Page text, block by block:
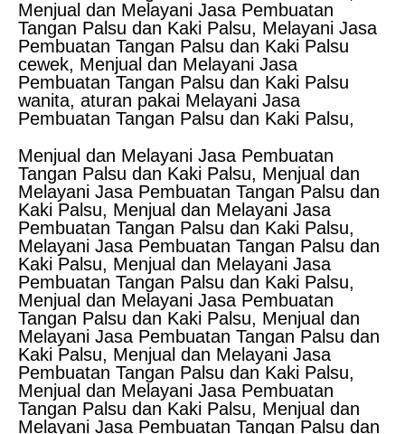
Menjual dan Melayani Jasa Pembuatan
Tangan Palsu dan Kaki Palsu, Melayani Jasa
Pembuatan Tangan Palsu dan Kaki Palsu
cewek, Menjual dan Melayani Jasa
Pembuatan Tangan Palsu dan Kaki Palsu
wanita, aturan pakai Melayani Jasa
Pembuatan Tangan Palsu dan Kaki Palsu,
Menjual dan Melayani Jasa Pembuatan
Tangan Palsu dan Kaki Palsu, Menjual dan
Melayani Jasa Pembuatan Tangan Palsu dan
Kaki Palsu, Menjual dan Melayani Jasa
Pembuatan Tangan Palsu dan Kaki Palsu,
Melayani Jasa Pembuatan Tangan Palsu dan
Kaki Palsu, Menjual dan Melayani Jasa
Pembuatan Tangan Palsu dan Kaki Palsu,
Menjual dan Melayani Jasa Pembuatan
Tangan Palsu dan Kaki Palsu, Menjual dan
Melayani Jasa Pembuatan Tangan Palsu dan
Kaki Palsu, Menjual dan Melayani Jasa
Pembuatan Tangan Palsu dan Kaki Palsu,
Menjual dan Melayani Jasa Pembuatan
Tangan Palsu dan Kaki Palsu, Menjual dan
Melayani Jasa Pembuatan Tangan Palsu dan